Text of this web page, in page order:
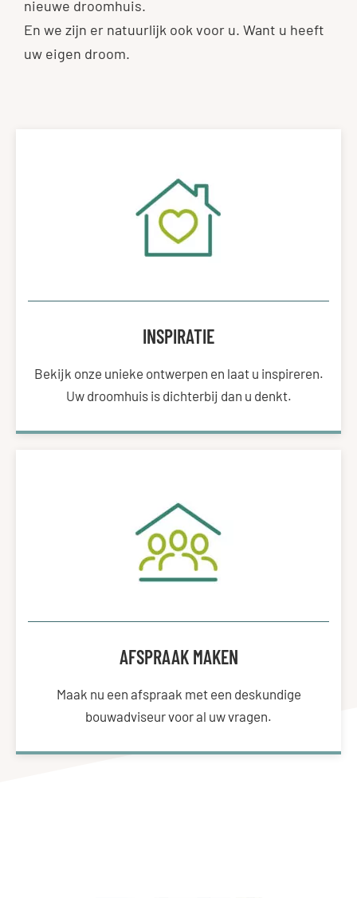
nieuwe droomhuis.
En we zijn er natuurlijk ook voor u. Want u heeft
uw eigen droom.
INSPIRATIE
Bekijk onze unieke ontwerpen en laat u inspireren.
Uw droomhuis is dichterbij dan u denkt.
AFSPRAAK MAKEN
Maak nu een afspraak met een deskundige
bouwadviseur voor al uw vragen.